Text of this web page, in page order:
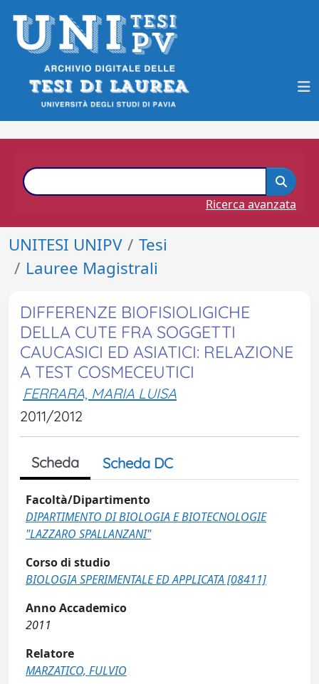
Ricerca avanzata
UNITESI UNIPV
Tesi
Lauree Magistrali
DIFFERENZE BIOFISIOLIGICHE
DELLA CUTE FRA SOGGETTI
CAUCASICI ED ASIATICI: RELAZIONE
A TEST COSMECEUTICI
FERRARA, MARIA LUISA
2011/2012
Scheda Scheda DC
Facoltà/Dipartimento
DIPARTIMENTO DI BIOLOGIA E BIOTECNOLOGIE
"LAZZARO SPALLANZANI"
Corso di studio
BIOLOGIA SPERIMENTALE ED APPLICATA [08411]
Anno Accademico
2011
Relatore
MARZATICO, FULVIO